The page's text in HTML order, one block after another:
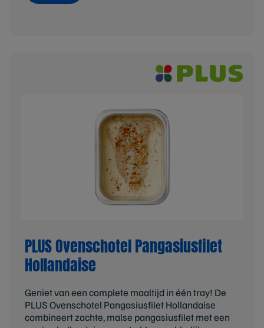
PLUS Ovenschotel Pangasiusfilet
Hollandaise
Geniet van een complete maaltijd in één tray! De
PLUS Ovenschotel Pangasiusfilet Hollandaise
combineert zachte, malse pangasiusfilet met een